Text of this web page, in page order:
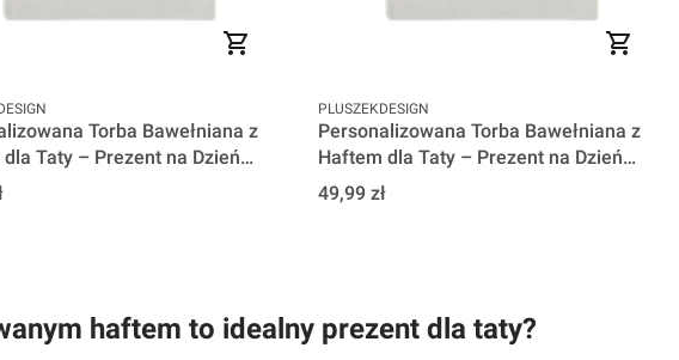
Torba Bawełniana z
Taty – Prezent na Dzień
- Dad the myth
PRODUCENT
PLUSZEKDESIGN
Personalizowana Torba Bawełniana z
Haftem dla Taty – Prezent na Dzień
Ojca - Tata na motorze
Cena
49,99 zł
haftem to idealny prezent dla taty?